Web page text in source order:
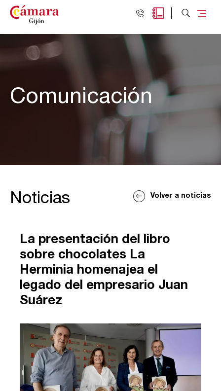
Comunicación
Noticias Volver a noticias
La presentación del libro
sobre chocolates La
Herminia homenajea el
legado del empresario Juan
Suárez